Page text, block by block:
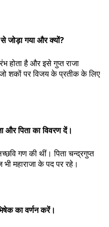
जोड़ा गया और क्यों?
होता है और इसे गुप्त राजा
जो शकों पर विजय के प्रतीक के लिए
और पिता का विवरण दें।
गण की थीं। पिता चन्द्रगुप्त
महाराजा के पद पर रहे।
का वर्णन करें।